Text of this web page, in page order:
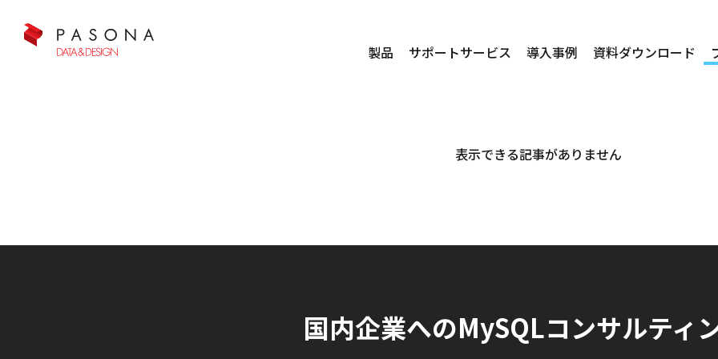
製品 サポートサービス 導入事例 資料ダウンロード
表示できる記事がありません
国内企業へのMySQLコンサルティ